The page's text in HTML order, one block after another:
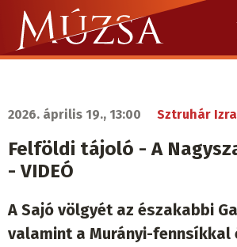
Ugrás
tartalomra
Múzsa.sk
navigáció
2026. április 19., 13:00 Sztruhár
Felföldi tájoló - A
- VIDEÓ
A Sajó völgyét az északabbi
valamint a Murányi-fennsíkkal